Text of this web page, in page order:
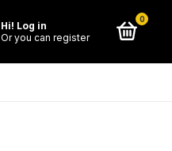
Hi! Log in
Or you can register
0